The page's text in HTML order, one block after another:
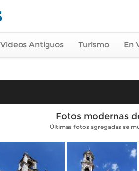
Videos Antiguos Turismo En
Fotos modernas
Últimas fotos agregadas se